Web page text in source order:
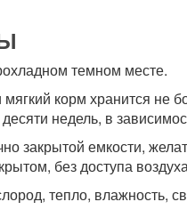
темном месте.
корм хранится не
недель, в
закрытой емкости,
без доступа
тепло, влажность,